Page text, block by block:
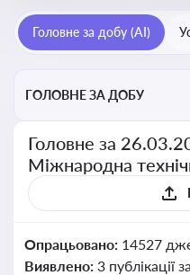
Головне за добу (AI)
ГОЛОВНЕ ЗА ДОБУ
Головне за
Міжнародна
Опрацьовано: 14527
Виявлено: 3 публікації